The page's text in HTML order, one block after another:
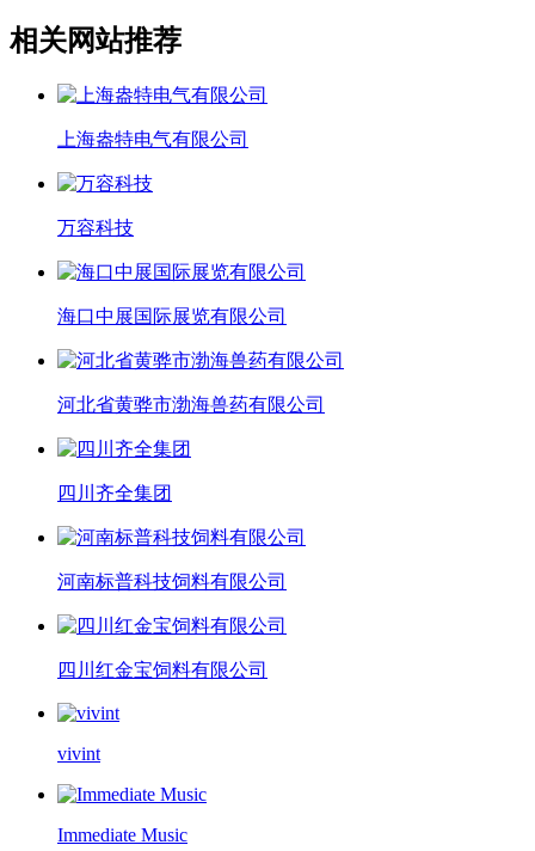
相关网站推荐
上海盎特电气有限公司
万容科技
海口中展国际展览有限公司
河北省黄骅市渤海兽药有限公司
四川齐全集团
河南标普科技饲料有限公司
四川红金宝饲料有限公司
vivint
Immediate Music